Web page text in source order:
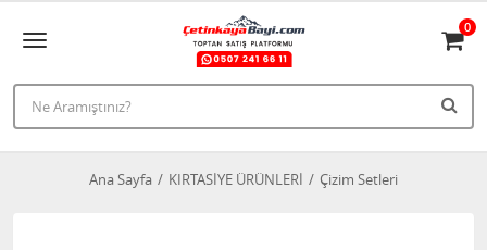
0
Ana Sayfa KIRTASİYE ÜRÜNLERİ Çizim Setleri